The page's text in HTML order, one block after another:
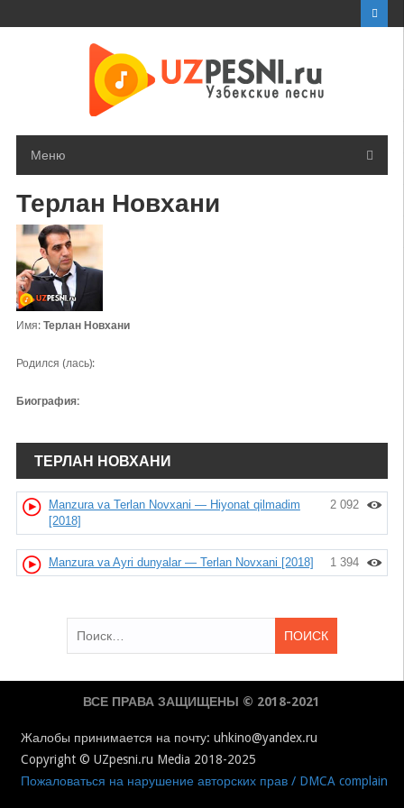
Меню
Терлан Новхани
Имя: Терлан Новхани
Родился (лась):
Биография:
ТЕРЛАН НОВХАНИ
2 092
Manzura va Terlan Novxani — Hiyonat qilmadim
[2018]
1 394
Manzura va Ayri dunyalar — Terlan Novxani [2018]
ВСЕ ПРАВА ЗАЩИЩЕНЫ © 2018-2021
Жалобы принимается на почту: uhkino@yandex.ru
Copyright © UZpesni.ru Media 2018-2025
Пожаловаться на нарушение авторских прав / DMCA complain